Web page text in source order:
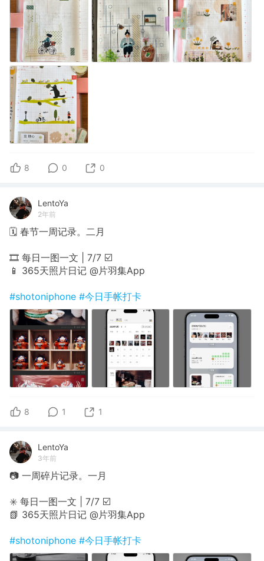
8 0 0
LentoYa
2年前
🗓 春节一周记录。二月
🎞 每日一图一文 | 7/7 ☑️
📱 365天照片日记 @片羽集App
#shotoniphone #今日手帐打卡
8 1 1
LentoYa
3年前
📷 一周碎片记录。一月
✳️ 每日一图一文 | 7/7 ☑️
📗 365天照片日记 @片羽集App
#shotoniphone #今日手帐打卡